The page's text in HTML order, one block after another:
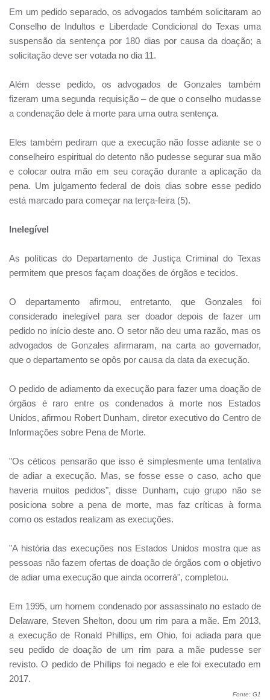
Em um pedido separado, os advogados também solicitaram ao
Conselho de Indultos e Liberdade Condicional do Texas uma
suspensão da sentença por 180 dias por causa da doação; a
solicitação deve ser votada no dia 11.
Além desse pedido, os advogados de Gonzales também
fizeram uma segunda requisição – de que o conselho mudasse
a condenação dele à morte para uma outra sentença.
Eles também pediram que a execução não fosse adiante se o
conselheiro espiritual do detento não pudesse segurar sua mão
e colocar outra mão em seu coração durante a aplicação da
pena. Um julgamento federal de dois dias sobre esse pedido
está marcado para começar na terça-feira (5).
Inelegível
As políticas do Departamento de Justiça Criminal do Texas
permitem que presos façam doações de órgãos e tecidos.
O departamento afirmou, entretanto, que Gonzales foi
considerado inelegível para ser doador depois de fazer um
pedido no início deste ano. O setor não deu uma razão, mas os
advogados de Gonzales afirmaram, na carta ao governador,
que o departamento se opôs por causa da data da execução.
O pedido de adiamento da execução para fazer uma doação de
órgãos é raro entre os condenados à morte nos Estados
Unidos, afirmou Robert Dunham, diretor executivo do Centro de
Informações sobre Pena de Morte.
"Os céticos pensarão que isso é simplesmente uma tentativa
de adiar a execução. Mas, se fosse esse o caso, acho que
haveria muitos pedidos", disse Dunham, cujo grupo não se
posiciona sobre a pena de morte, mas faz críticas à forma
como os estados realizam as execuções.
"A história das execuções nos Estados Unidos mostra que as
pessoas não fazem ofertas de doação de órgãos com o objetivo
de adiar uma execução que ainda ocorrerá", completou.
Em 1995, um homem condenado por assassinato no estado de
Delaware, Steven Shelton, doou um rim para a mãe. Em 2013,
a execução de Ronald Phillips, em Ohio, foi adiada para que
seu pedido de doação de um rim para a mãe pudesse ser
revisto. O pedido de Phillips foi negado e ele foi executado em
2017.
Fonte: G1